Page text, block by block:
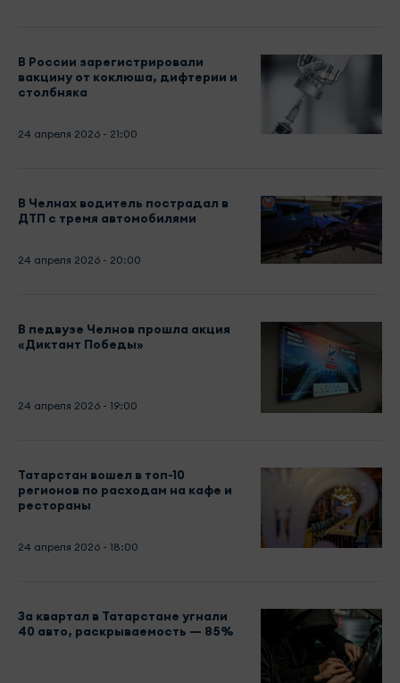
В России зарегистрировали
вакцину от коклюша, дифтерии и
столбняка
24 апреля 2026 - 21:00
В Челнах водитель пострадал в
ДТП с тремя автомобилями
24 апреля 2026 - 20:00
В педвузе Челнов прошла акция
«Диктант Победы»
24 апреля 2026 - 19:00
Татарстан вошел в топ-10
регионов по расходам на кафе и
рестораны
24 апреля 2026 - 18:00
За квартал в Татарстане угнали
40 авто, раскрываемость — 85%